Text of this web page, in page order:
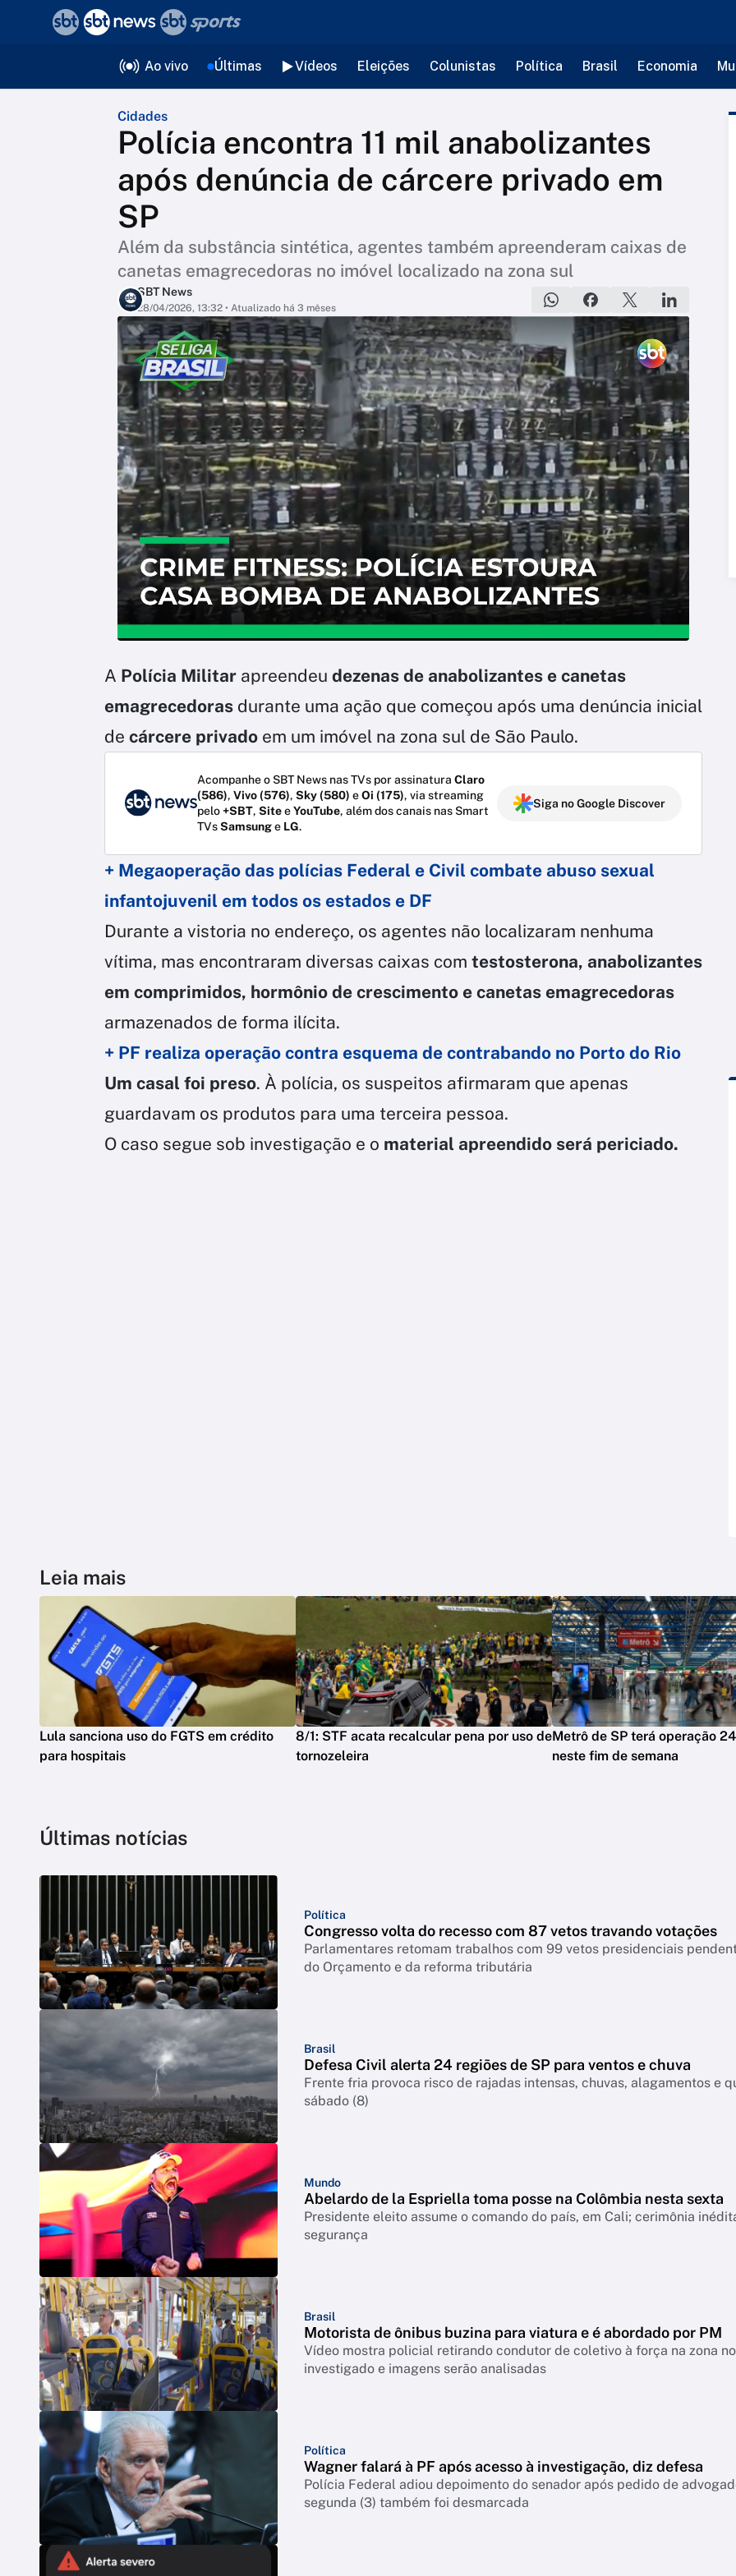
Ao vivo Últimas Vídeos Eleições Colunistas Política Brasil Economia
Cidades
Polícia encontra 11 mil anabolizantes
após denúncia de cárcere privado em
SP
Além da substância sintética, agentes também apreenderam caixas de
canetas emagrecedoras no imóvel localizado na zona sul
SBT News
28/04/2026, 13:32 • Atualizado há 3 mêses
A Polícia Militar apreendeu dezenas de anabolizantes e canetas
emagrecedoras durante uma ação que começou após uma denúncia inicial
de cárcere privado em um imóvel na zona sul de São Paulo.
Acompanhe o SBT News nas TVs por assinatura Claro
(586), Vivo (576), Sky (580) eOi (175), via streaming
pelo+SBT, SiteeYouTube, além dos canais nas Smart
TVsSamsunge LG.
Siga no Google Discover
+ Megaoperação das polícias Federal e Civil combate abuso sexual
infantojuvenil em todos os estados e DF
Durante a vistoria no endereço, os agentes não localizaram nenhuma
vítima, mas encontraram diversas caixas com testosterona, anabolizantes
em comprimidos, hormônio de crescimento e canetas emagrecedoras
armazenados de forma ilícita.
+ PF realiza operação contra esquema de contrabando no Porto do Rio
Um casal foi preso. À polícia, os suspeitos afirmaram que apenas
guardavam os produtos para uma terceira pessoa.
O caso segue sob investigação e o material apreendido será periciado.
Leia mais
Lula sanciona uso do FGTS em crédito
para hospitais
8/1: STF acata recalcular pena por uso de
tornozeleira
Metrô de SP terá operação
neste fim de semana
Últimas notícias
Política
Congresso volta do recesso com 87 vetos travando votações
Parlamentares retomam trabalhos com 99 vetos presidenciais
do Orçamento e da reforma tributária
Brasil
Defesa Civil alerta 24 regiões de SP para ventos e chuva
Frente fria provoca risco de rajadas intensas, chuvas, alagamentos e
sábado (8)
Mundo
Abelardo de la Espriella toma posse na Colômbia nesta sexta
Presidente eleito assume o comando do país, em Cali; cerimônia
segurança
Brasil
Motorista de ônibus buzina para viatura e é abordado por PM
Vídeo mostra policial retirando condutor de coletivo à força na zona
investigado e imagens serão analisadas
Política
Wagner falará à PF após acesso à investigação, diz defesa
Polícia Federal adiou depoimento do senador após pedido de
segunda (3) também foi desmarcada
voltar
Editorias